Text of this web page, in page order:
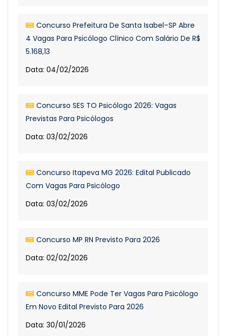
Concurso Prefeitura De Santa Isabel–SP Abre
4 Vagas Para Psicólogo Clínico Com Salário De R$
5.168,13
Data: 04/02/2026
Concurso SES TO Psicólogo 2026: Vagas
Previstas Para Psicólogos
Data: 03/02/2026
Concurso Itapeva MG 2026: Edital Publicado
Com Vagas Para Psicólogo
Data: 03/02/2026
Concurso MP RN Previsto Para 2026
Data: 02/02/2026
Concurso MME Pode Ter Vagas Para Psicólogo
Em Novo Edital Previsto Para 2026
Data: 30/01/2026